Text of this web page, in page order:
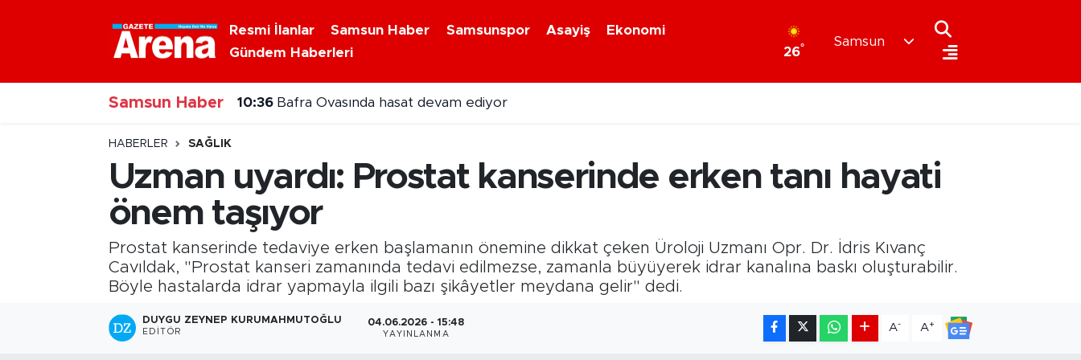
Resmi İlanlar Samsun Haber Samsunspor Asayiş
Ekonomi
Gündem Haberleri
26°
Samsun
Samsun Haber 10:36 Bafra Ovasında hasat devam ediyor
HABERLER SAĞLIK
Uzman uyardı: Prostat kanserinde erken tanı hayati
önem taşıyor
Prostat kanserinde tedaviye erken başlamanın önemine dikkat çeken Üroloji Uzmanı Opr. Dr. İdris Kıvanç
Cavıldak, "Prostat kanseri zamanında tedavi edilmezse, zamanla büyüyerek idrar kanalına baskı oluşturabilir.
Böyle hastalarda idrar yapmayla ilgili bazı şikâyetler meydana gelir" dedi.
DUYGU ZEYNEP KURUMAHMUTOĞLU
EDITÖR
04.06.2026 - 15:48
YAYINLANMA
A- A+
Nöbetçi Eczaneler
Hava Durumu
Samsun Namaz Vakitleri
Trafik Durumu
Süper Lig Puan Durumu ve Fikstür
Tüm Manşetler